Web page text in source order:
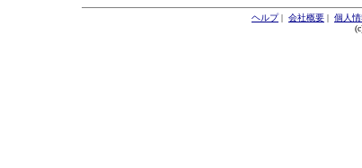
ヘルプ| 会社概要 | 個人